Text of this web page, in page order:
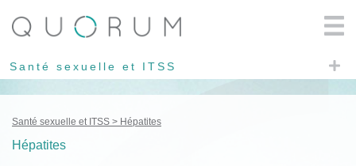
Santé sexuelle et ITSS
Santé sexuelle et ITSS Hépatites
Hépatites